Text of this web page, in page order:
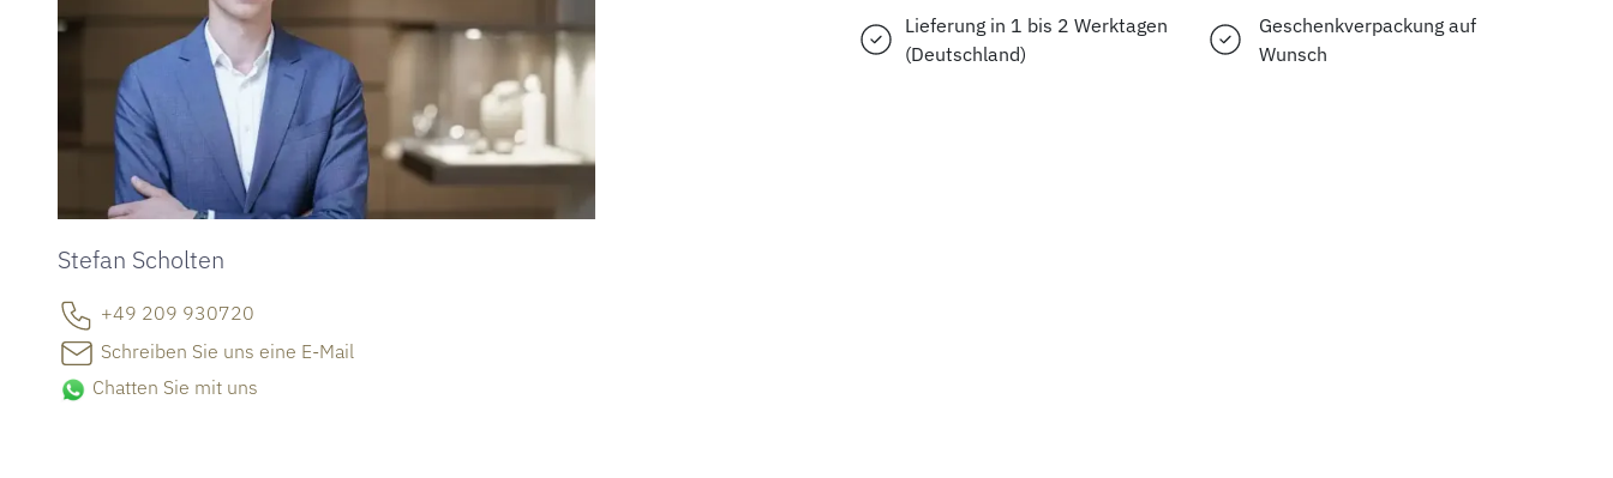
Stefan Scholten
+49 209 930720
Schreiben Sie uns eine E-Mail
Chatten Sie mit uns
Lieferung in 1 bis 2 Werktagen
(Deutschland)
Geschenkverpackung auf
Wunsch